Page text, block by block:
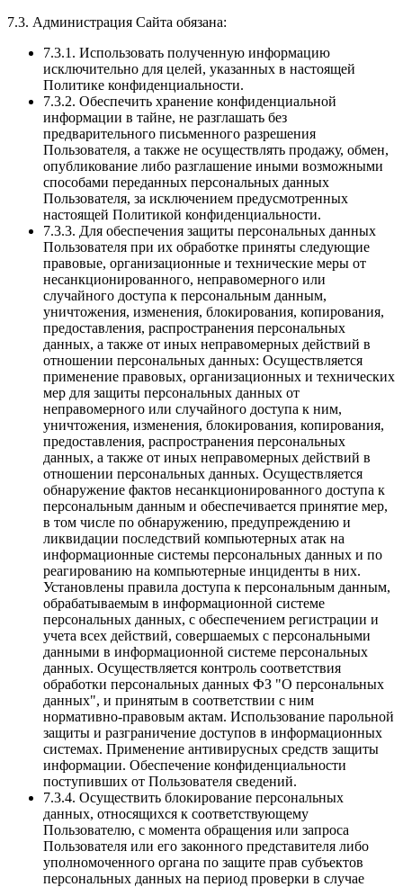
7.3. Администрация Сайта обязана:
7.3.1. Использовать полученную информацию
исключительно для целей, указанных в настоящей
Политике конфиденциальности.
7.3.2. Обеспечить хранение конфиденциальной
информации в тайне, не разглашать без
предварительного письменного разрешения
Пользователя, а также не осуществлять продажу, обмен,
опубликование либо разглашение иными возможными
способами переданных персональных данных
Пользователя, за исключением предусмотренных
настоящей Политикой конфиденциальности.
7.3.3. Для обеспечения защиты персональных данных
Пользователя при их обработке приняты следующие
правовые, организационные и технические меры от
несанкционированного, неправомерного или
случайного доступа к персональным данным,
уничтожения, изменения, блокирования, копирования,
предоставления, распространения персональных
данных, а также от иных неправомерных действий в
отношении персональных данных: Осуществляется
применение правовых, организационных и технических
мер для защиты персональных данных от
неправомерного или случайного доступа к ним,
уничтожения, изменения, блокирования, копирования,
предоставления, распространения персональных
данных, а также от иных неправомерных действий в
отношении персональных данных. Осуществляется
обнаружение фактов несанкционированного доступа к
персональным данным и обеспечивается принятие мер,
в том числе по обнаружению, предупреждению и
ликвидации последствий компьютерных атак на
информационные системы персональных данных и по
реагированию на компьютерные инциденты в них.
Установлены правила доступа к персональным данным,
обрабатываемым в информационной системе
персональных данных, с обеспечением регистрации и
учета всех действий, совершаемых с персональными
данными в информационной системе персональных
данных. Осуществляется контроль соответствия
обработки персональных данных ФЗ "О персональных
данных", и принятым в соответствии с ним
нормативно-правовым актам. Использование парольной
защиты и разграничение доступов в информационных
системах. Применение антивирусных средств защиты
информации. Обеспечение конфиденциальности
поступивших от Пользователя сведений.
7.3.4. Осуществить блокирование персональных
данных, относящихся к соответствующему
Пользователю, с момента обращения или запроса
Пользователя или его законного представителя либо
уполномоченного органа по защите прав субъектов
персональных данных на период проверки в случае